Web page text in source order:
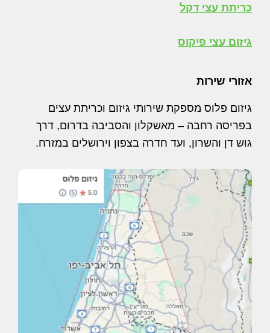
כריתת עצי דקל
גיזום עצי פיקוס
אזורי שירות
גיזום פלוס מספקת שירותי גיזום וכריתת עצים
בפריסה רחבה – מאשקלון והסביבה בדרום, דרך
גוש דן והשרון, ועד חדרה בצפון וירושלים במזרח.